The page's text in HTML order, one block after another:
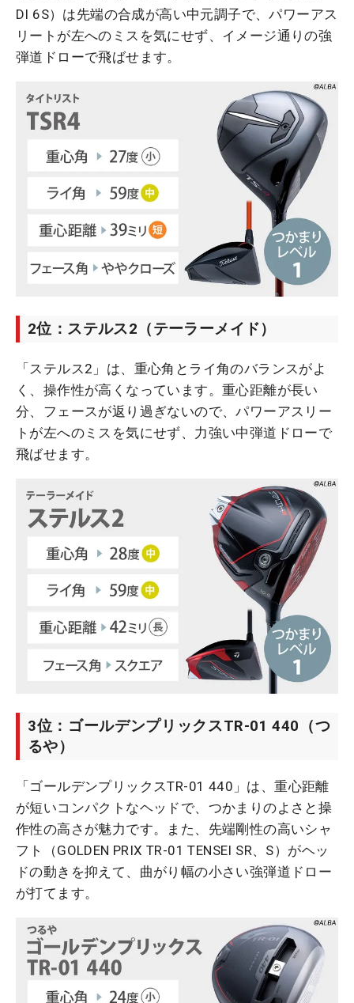
DI 6S）は先端の合成が高い中元調子で、パワーアス
リートが左へのミスを気にせず、イメージ通りの強
弾道ドローで飛ばせます。
2位：ステルス2（テーラーメイド）
「ステルス2」は、重心角とライ角のバランスがよ
く、操作性が高くなっています。重心距離が長い
分、フェースが返り過ぎないので、パワーアスリー
トが左へのミスを気にせず、力強い中弾道ドローで
飛ばせます。
3位：ゴールデンプリックスTR-01 440（つ
るや）
「ゴールデンプリックスTR-01 440」は、重心距離
が短いコンパクトなヘッドで、つかまりのよさと操
作性の高さが魅力です。また、先端剛性の高いシャ
フト（GOLDEN PRIX TR-01 TENSEI SR、S）がヘッ
ドの動きを抑えて、曲がり幅の小さい強弾道ドロー
が打てます。